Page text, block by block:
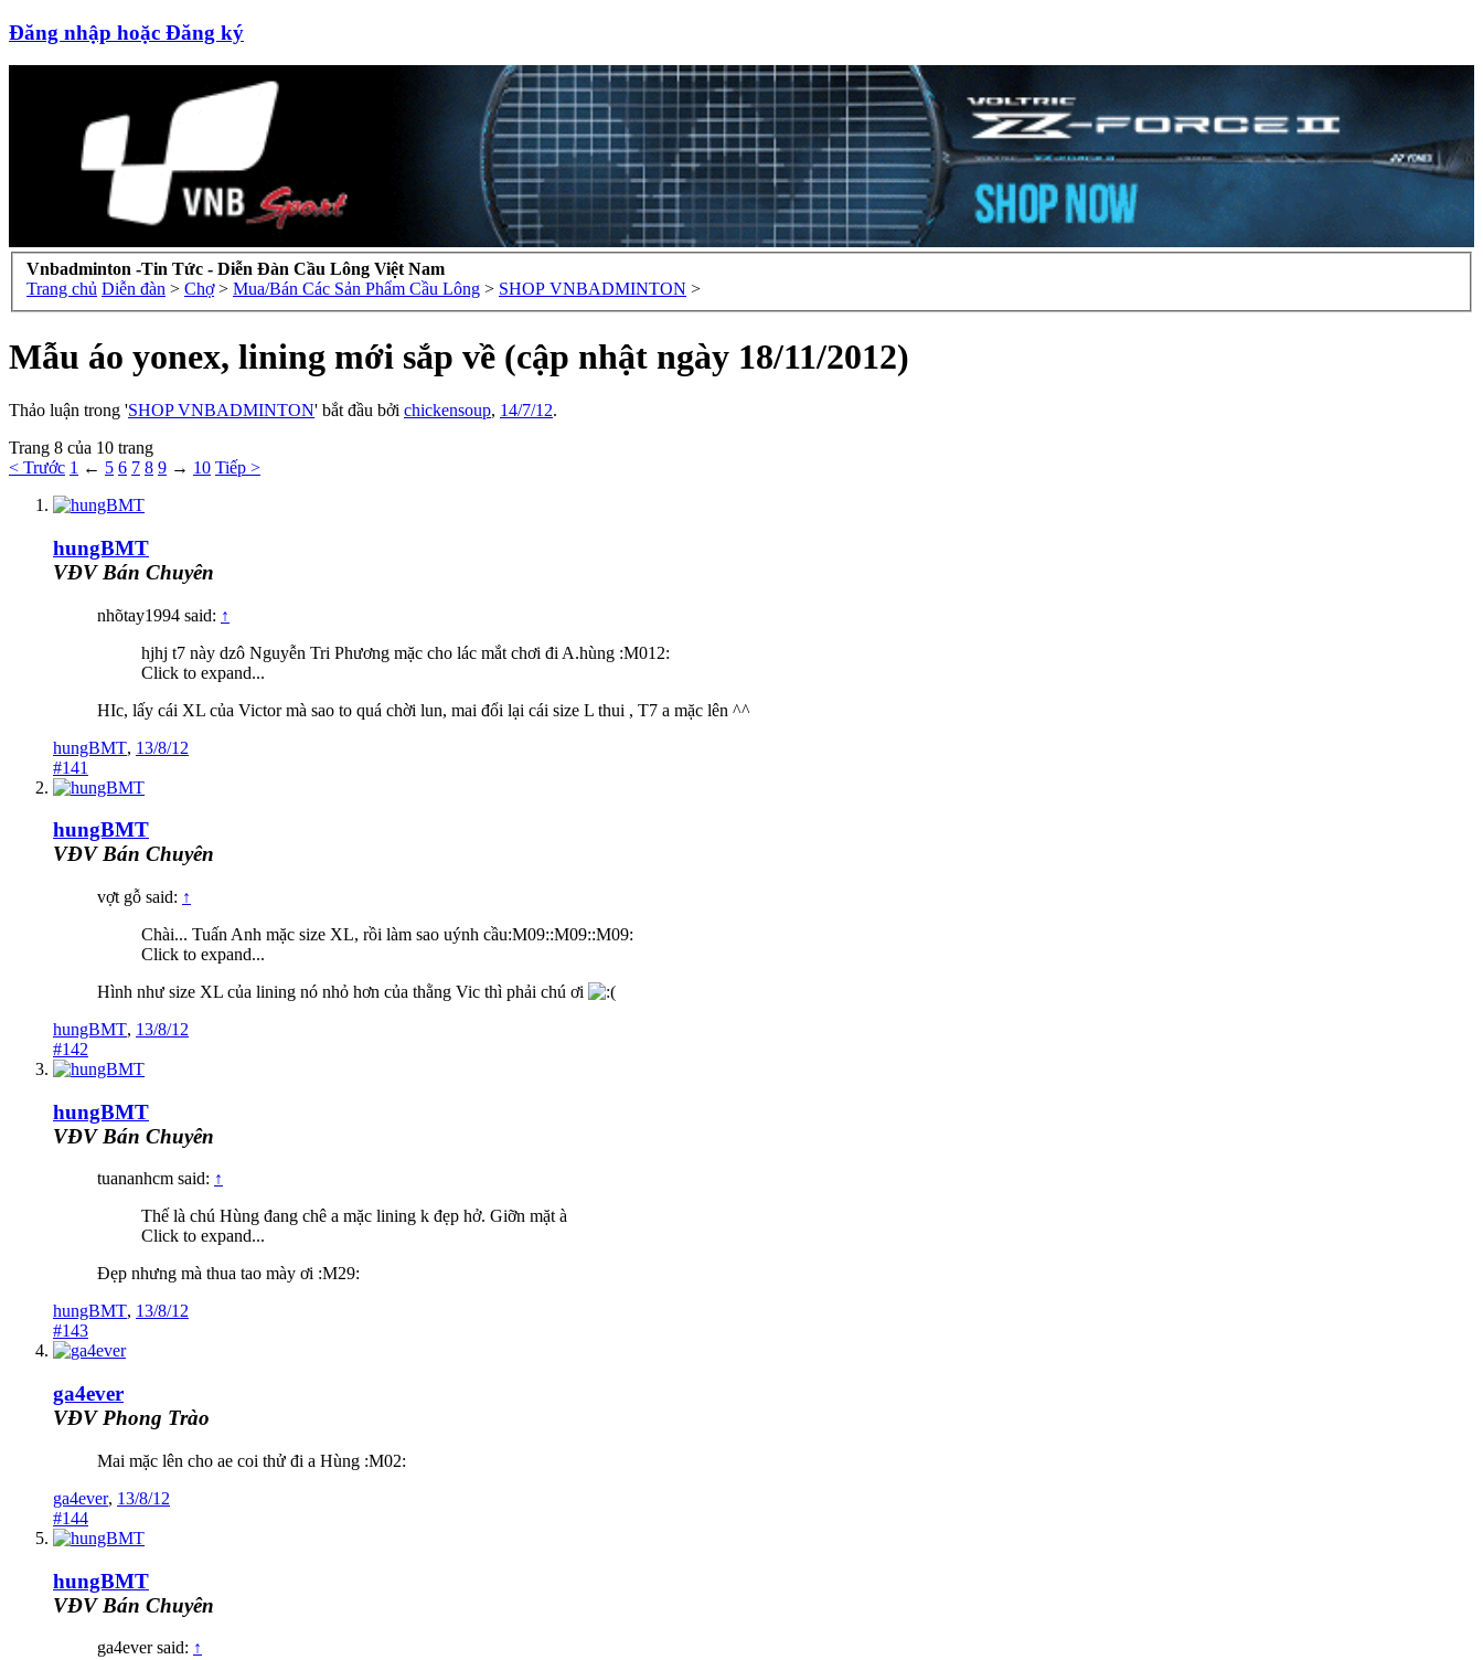
Đăng nhập hoặc Đăng ký
Vnbadminton -Tin Tức - Diễn Đàn Cầu Lông Việt Nam
Trang chủ Diễn đàn > Chợ > Mua/Bán Các Sản Phẩm Cầu Lông > SHOP VNBADMINTON >
Mẫu áo yonex, lining mới sắp về (cập nhật ngày 18/11/2012)
Thảo luận trong 'SHOP VNBADMINTON' bắt đầu bởi chickensoup, 14/7/12.
Trang 8 của 10 trang
< Trước 1 ← 5 6 7 8 9 → 10 Tiếp >
hungBMT
VĐV Bán Chuyên
nhõtay1994 said: ↑
hjhj t7 này dzô Nguyễn Tri Phương mặc cho lác mắt chơi đi A.hùng :M012:
Click to expand...
HIc, lấy cái XL của Victor mà sao to quá chời lun, mai đổi lại cái size L thui , T7 a mặc lên ^^
hungBMT, 13/8/12
#141
hungBMT
VĐV Bán Chuyên
vợt gỗ said: ↑
Chài... Tuấn Anh mặc size XL, rồi làm sao uýnh cầu:M09::M09::M09:
Click to expand...
Hình như size XL của lining nó nhỏ hơn của thằng Vic thì phải chú ơi
hungBMT, 13/8/12
#142
hungBMT
VĐV Bán Chuyên
tuananhcm said: ↑
Thế là chú Hùng đang chê a mặc lining k đẹp hở. Giỡn mặt à
Click to expand...
Đẹp nhưng mà thua tao mày ơi :M29:
hungBMT, 13/8/12
#143
ga4ever
VĐV Phong Trào
Mai mặc lên cho ae coi thử đi a Hùng :M02:
ga4ever, 13/8/12
#144
hungBMT
VĐV Bán Chuyên
ga4ever said: ↑